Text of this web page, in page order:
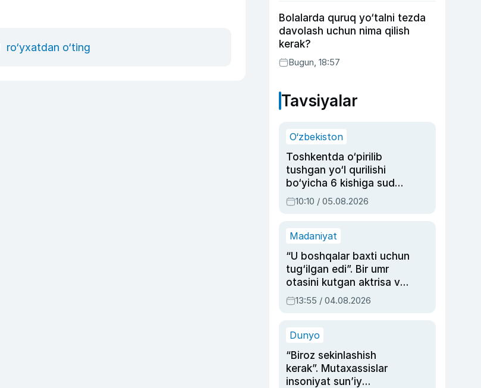
ro‘yxatdan o‘ting
Bolalarda quruq yo‘talni tezda
davolash uchun nima qilish
kerak?
Bugun, 18:57
Tavsiyalar
O‘zbekiston
Toshkentda o‘pirilib
tushgan yo‘l qurilishi
bo‘yicha 6 kishiga sud
hukmi o‘qildi
10:10 / 05.08.2026
Madaniyat
“U boshqalar baxti uchun
tug‘ilgan edi”. Bir umr
otasini kutgan aktrisa va
dublyaj ustasi Rimma
Ahmedovaning
13:55 / 04.08.2026
Dunyo
“Biroz sekinlashish
kerak”. Mutaxassislar
insoniyat sun’iy